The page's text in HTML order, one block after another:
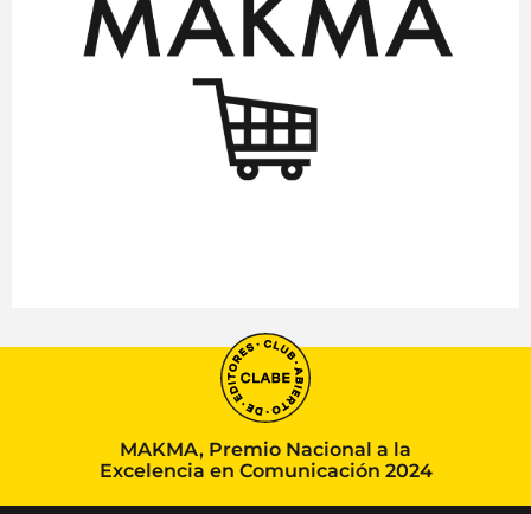
MAKMA, Premio Nacional a la
Excelencia en Comunicación 2024